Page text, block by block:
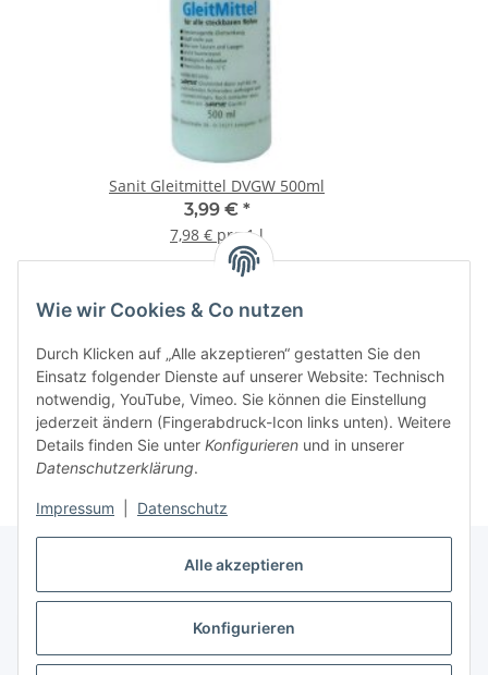
Alle akzeptieren
Konfigurieren
Wie wir Cookies & Co nutzen
Durch Klicken auf „Alle akzeptieren“ gestatten Sie den
Einsatz folgender Dienste auf unserer Website: Technisch
notwendig, YouTube, Vimeo. Sie können die Einstellung
jederzeit ändern (Fingerabdruck-Icon links unten). Weitere
Details finden Sie unter Konfigurieren und in unserer
Datenschutzerklärung.
Impressum Datenschutz
Sanit Gleitmittel DVGW 500ml
3,99 € *
7,98 € pro 1 l
Vertrag widerrufen